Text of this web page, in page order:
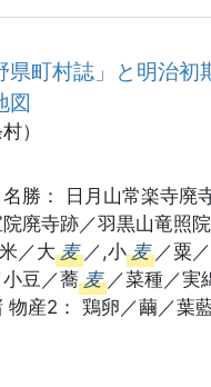
県町村誌」と明治初
図
）
勝： 日月山常楽寺廃
廃寺跡／羽黒山竜照
／大 麦 ／,小 麦 ／粟
豆／蕎麦 ／菜種／実
物産2： 鶏卵／繭／葉